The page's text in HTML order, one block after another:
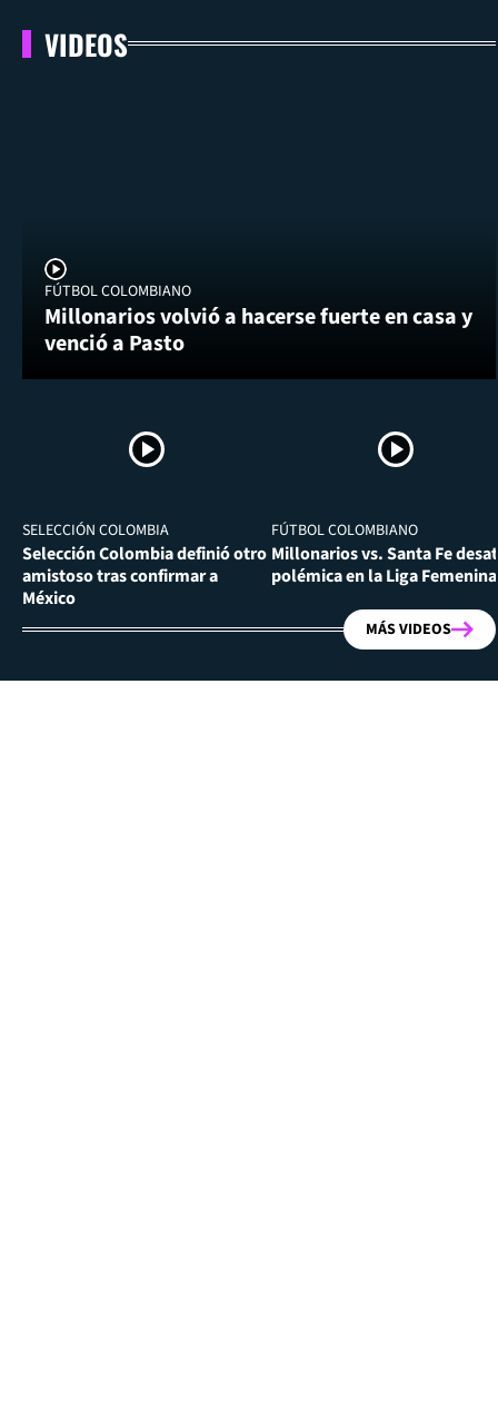
VIDEOS
FÚTBOL COLOMBIANO
Millonarios volvió a hacerse fuerte en casa y
venció a Pasto
SELECCIÓN COLOMBIA
Selección Colombia definió otro
amistoso tras confirmar a
México
FÚTBOL COLOMBIANO
Millonarios vs. Santa Fe
polémica en la Liga Femenina
MÁS VIDEOS